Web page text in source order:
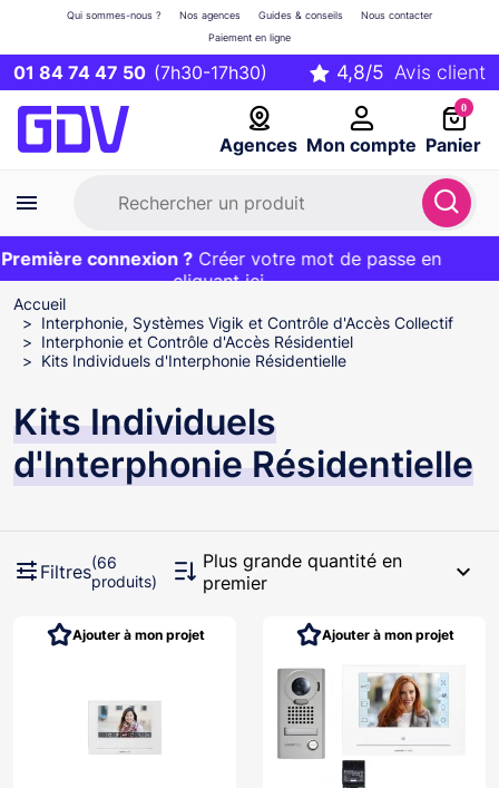
01 84 74 47 50 (7h30-17h30)
Agences Mon compte
Qui sommes-nous ? Nos agences Guides & conseils
Nous contacter
Paiement en ligne
0
Panier
Première commande ?20€ OFFERT sur votre panier
et livraison 24/48h gratuite avec le codeBIENVENUE
connexion ?Créer votre mot de passe en
cliquant ici
EXCLU WEB :
Accueil
Interphonie, Systèmes Vigik et Contrôle d'Accès Collectif
Interphonie et Contrôle d'Accès Résidentiel
Kits Individuels d'Interphonie Résidentielle
Kits Individuels
d'Interphonie Résidentielle
Filtres(66
produits)
Plus grande quantité en
premier
expand_more
Ajouter à mon projet Ajouter à mon projet